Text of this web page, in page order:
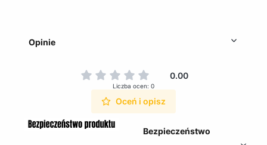
Opinie
0.00
Liczba ocen: 0
Oceń i opisz
Bezpieczeństwo